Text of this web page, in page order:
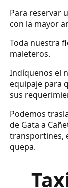
Para reservar
con la mayor
Toda nuestra
maleteros.
Indíquenos el
equipaje para
sus
Podemos
de Gata a
transportines,
quepa.